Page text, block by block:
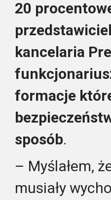
20
kancelaria
formacje
sposób.
– Myślałem,
musiały